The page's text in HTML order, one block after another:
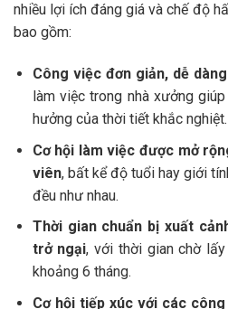
nhiều lợi ích đáng giá và chế độ
bao gồm:
Công việc đơn giản, dễ
làm việc trong nhà xưởng
hưởng của thời tiết khắc nghiệt.
Cơ hội làm việc được mở
viên, bất kể độ tuổi hay giới
đều như nhau.
Thời gian chuẩn bị xuất
trở ngại, với thời gian chờ
khoảng 6 tháng.
Cơ hội tiếp xúc với các